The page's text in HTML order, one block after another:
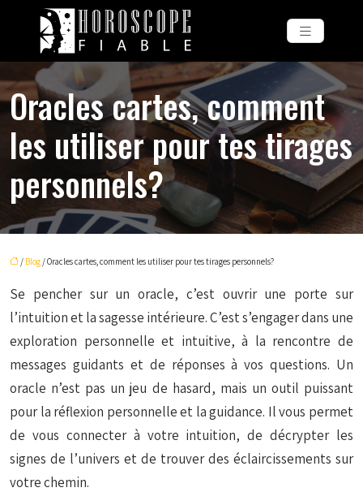
Oracles cartes, comment
les utiliser pour tes tirages
personnels?
/ Blog / Oracles cartes, comment les utiliser pour tes tirages personnels?
Se pencher sur un oracle, c’est ouvrir une porte sur
l’intuition et la sagesse intérieure. C’est s’engager dans une
exploration personnelle et intuitive, à la rencontre de
messages guidants et de réponses à vos questions. Un
oracle n’est pas un jeu de hasard, mais un outil puissant
pour la réflexion personnelle et la guidance. Il vous permet
de vous connecter à votre intuition, de décrypter les
signes de l’univers et de trouver des éclaircissements sur
votre chemin.